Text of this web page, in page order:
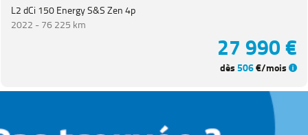
L2 dCi 150 Energy S&S Zen 4p
2022 -76 225 km
27 990 €
dès506€/mois